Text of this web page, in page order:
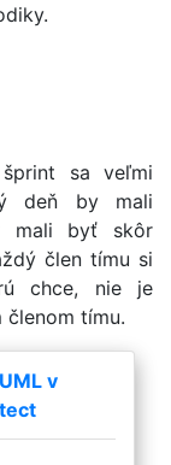
sa veľmi
deň by mali
mali byť skôr
člen tímu si
chce, nie je
tímu.
v